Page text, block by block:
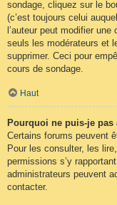
sondage, cliquez sur le
(c’est toujours celui
l’auteur peut modifier
seuls les modérateurs et
supprimer. Ceci pour
cours de sondage.
Haut
Pourquoi ne puis-je
Certains forums peuvent
Pour les consulter, les
permissions s’y
administrateurs peuvent
contacter.